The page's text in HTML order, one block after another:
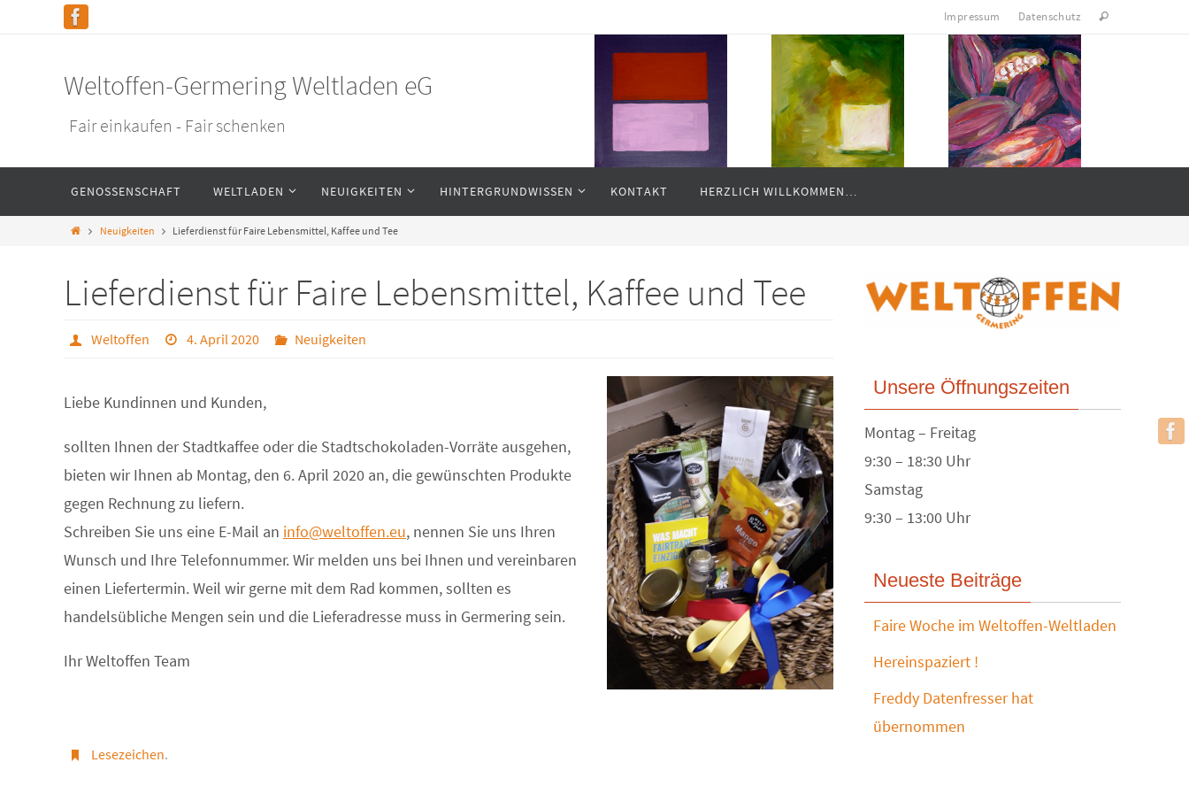
Impressum Datenschutz
Weltoffen-Germering Weltladen eG
Fair einkaufen - Fair schenken
GENOSSENSCHAFT WELTLADEN NEUIGKEITEN HINTERGRUNDWISSEN KONTAKT HERZLICH WILLKOMMEN…
Neuigkeiten Lieferdienst für Faire Lebensmittel, Kaffee und Tee
Lieferdienst für Faire Lebensmittel, Kaffee und Tee
Weltoffen 4. April 2020 Neuigkeiten
Liebe Kundinnen und Kunden,
sollten Ihnen der Stadtkaffee oder die Stadtschokoladen-Vorräte ausgehen,
bieten wir Ihnen ab Montag, den 6. April 2020 an, die gewünschten Produkte
gegen Rechnung zu liefern.
Schreiben Sie uns eine E-Mail an info@weltoffen.eu, nennen Sie uns Ihren
Wunsch und Ihre Telefonnummer. Wir melden uns bei Ihnen und vereinbaren
einen Liefertermin. Weil wir gerne mit dem Rad kommen, sollten es
handelsübliche Mengen sein und die Lieferadresse muss in Germering sein.
Ihr Weltoffen Team
Lesezeichen.
Unsere Öffnungszeiten
Montag – Freitag
9:30 – 18:30 Uhr
Samstag
9:30 – 13:00 Uhr
Neueste Beiträge
Faire Woche im Weltoffen-Weltladen
Hereinspaziert !
Freddy Datenfresser hat
übernommen